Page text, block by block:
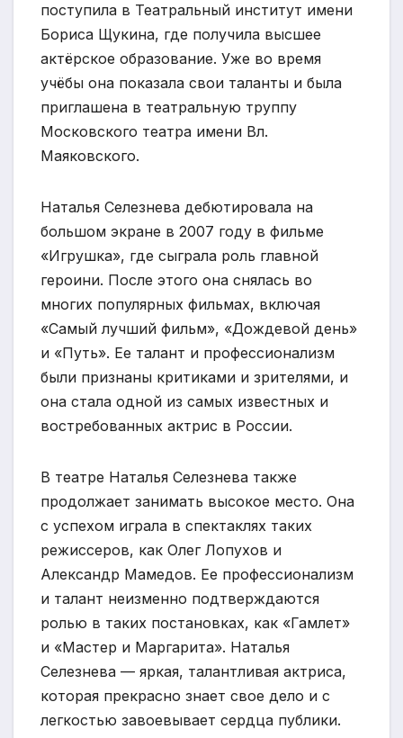
поступила в Театральный институт имени
Бориса Щукина, где получила высшее
актёрское образование. Уже во время
учёбы она показала свои таланты и была
приглашена в театральную труппу
Московского театра имени Вл.
Маяковского.
Наталья Селезнева дебютировала на
большом экране в 2007 году в фильме
«Игрушка», где сыграла роль главной
героини. После этого она снялась во
многих популярных фильмах, включая
«Самый лучший фильм», «Дождевой день»
и «Путь». Ее талант и профессионализм
были признаны критиками и зрителями, и
она стала одной из самых известных и
востребованных актрис в России.
В театре Наталья Селезнева также
продолжает занимать высокое место. Она
с успехом играла в спектаклях таких
режиссеров, как Олег Лопухов и
Александр Мамедов. Ее профессионализм
и талант неизменно подтверждаются
ролью в таких постановках, как «Гамлет»
и «Мастер и Маргарита». Наталья
Селезнева — яркая, талантливая актриса,
которая прекрасно знает свое дело и с
легкостью завоевывает сердца публики.